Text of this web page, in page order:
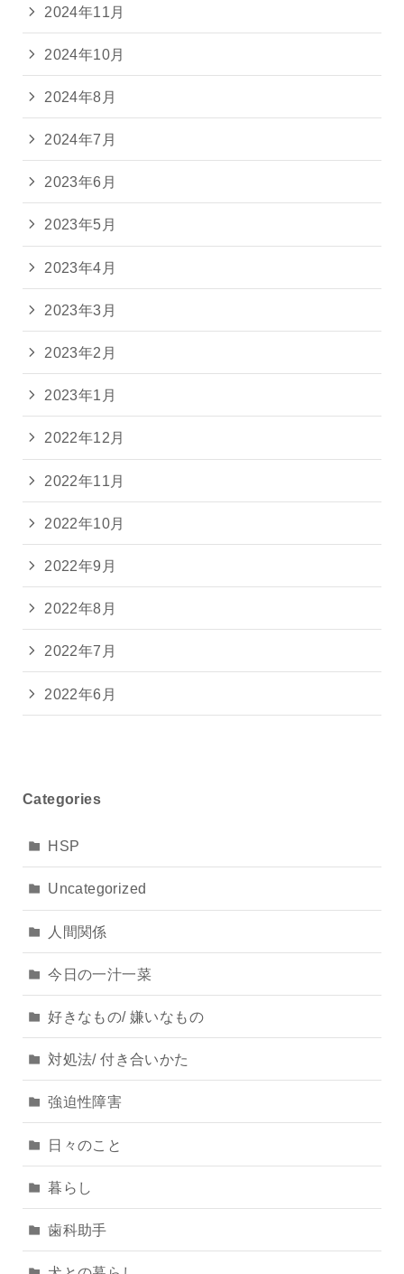
2024年11月
2024年10月
2024年8月
2024年7月
2023年6月
2023年5月
2023年4月
2023年3月
2023年2月
2023年1月
2022年12月
2022年11月
2022年10月
2022年9月
2022年8月
2022年7月
2022年6月
Categories
HSP
Uncategorized
人間関係
今日の一汁一菜
好きなもの/ 嫌いなもの
対処法/ 付き合いかた
強迫性障害
日々のこと
暮らし
歯科助手